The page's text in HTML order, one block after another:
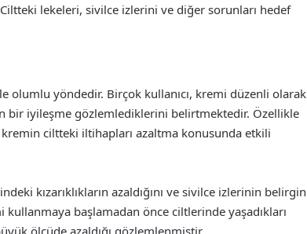
lekeleri, sivilce izlerini ve diğer sorunları hedef
olumlu yöndedir. Birçok kullanıcı, kremi düzenli olarak
bir iyileşme gözlemlediklerini belirtmektedir. Özellikle
ciltteki iltihapları azaltma konusunda etkili
kızarıklıkların azaldığını ve sivilce izlerinin belirgin
başlamadan önce ciltlerinde yaşadıkları
ölçüde azaldığı gözlemlenmiştir.